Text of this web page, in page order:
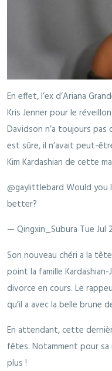
En effet, l’ex d’Ariana
Kris Jenner pour le
Davidson n’a toujours pas
est sûre, il n’avait peut-
Kim Kardashian de cette
@gaylittlebard Would you
better?
— Qingxin_Subura Tue Jul
Son nouveau chéri a la
point la famille
divorce en cours. Le
qu’il a avec la belle brune
En attendant, cette
fêtes. Notamment pour sa
plus !